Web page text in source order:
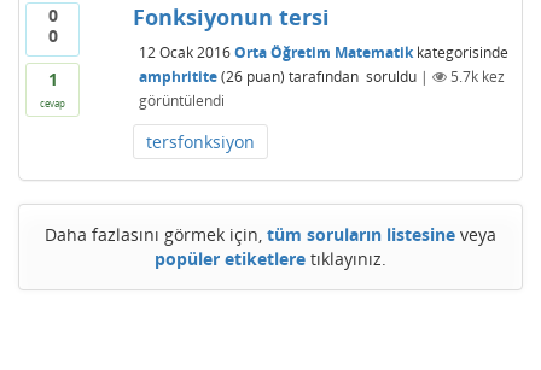
0
0
1
cevap
Fonksiyonun tersi
12 Ocak 2016 Orta Öğretim Matematikkategorisinde
amphritite (26puan) tarafından soruldu | 5.7kkez
görüntülendi
tersfonksiyon
Daha fazlasını görmek için, tüm soruların listesine veya
popüler etiketlere tıklayınız.